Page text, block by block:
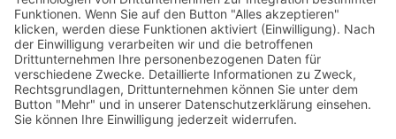
Copyright © 2020-2023 |BONASPESGmbH
Ladenbau und Objekteinrichtung
Cookie-Informationen